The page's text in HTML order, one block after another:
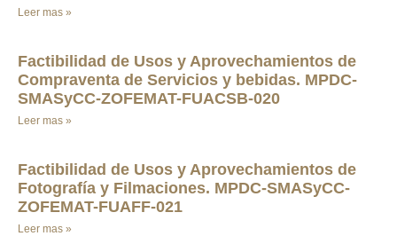
Leer mas »
Factibilidad de Usos y Aprovechamientos de
Compraventa de Servicios y bebidas. MPDC-
SMASyCC-ZOFEMAT-FUACSB-020
Leer mas »
Factibilidad de Usos y Aprovechamientos de
Fotografía y Filmaciones. MPDC-SMASyCC-
ZOFEMAT-FUAFF-021
Leer mas »